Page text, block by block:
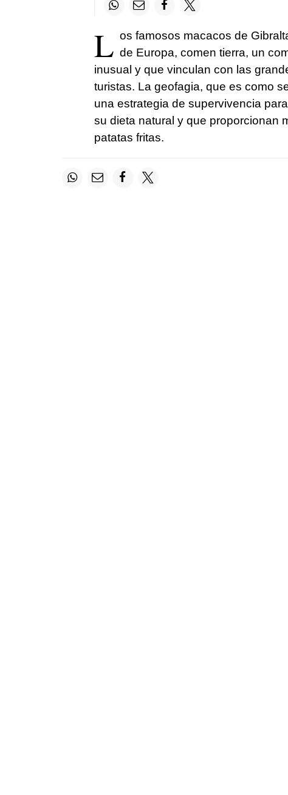
L os famosos macacos de
de Europa, comen tierra, un
inusual y que vinculan con las
turistas. La geofagia, que es como
una estrategia de supervivencia
su dieta natural y que proporcionan
patatas fritas.